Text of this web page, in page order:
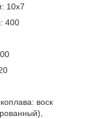
10х7
400
воск